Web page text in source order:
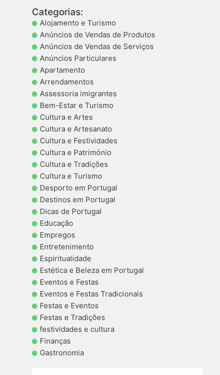
Categorias:
Alojamento e Turismo
Anúncios de Vendas de Produtos
Anúncios de Vendas de Serviços
Anúncios Particulares
Apartamento
Arrendamentos
Assessoria imigrantes
Bem-Estar e Turismo
Cultura e Artes
Cultura e Artesanato
Cultura e Festividades
Cultura e Património
Cultura e Tradições
Cultura e Turismo
Desporto em Portugal
Destinos em Portugal
Dicas de Portugal
Educação
Empregos
Entretenimento
Espiritualidade
Estética e Beleza em Portugal
Eventos e Festas
Eventos e Festas Tradicionais
Festas e Eventos
Festas e Tradições
festividades e cultura
Finanças
Gastronomia